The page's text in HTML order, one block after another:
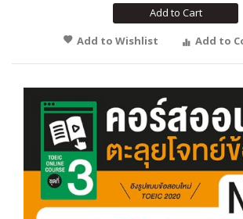
Add to Cart
Add to Wishlist
Add to